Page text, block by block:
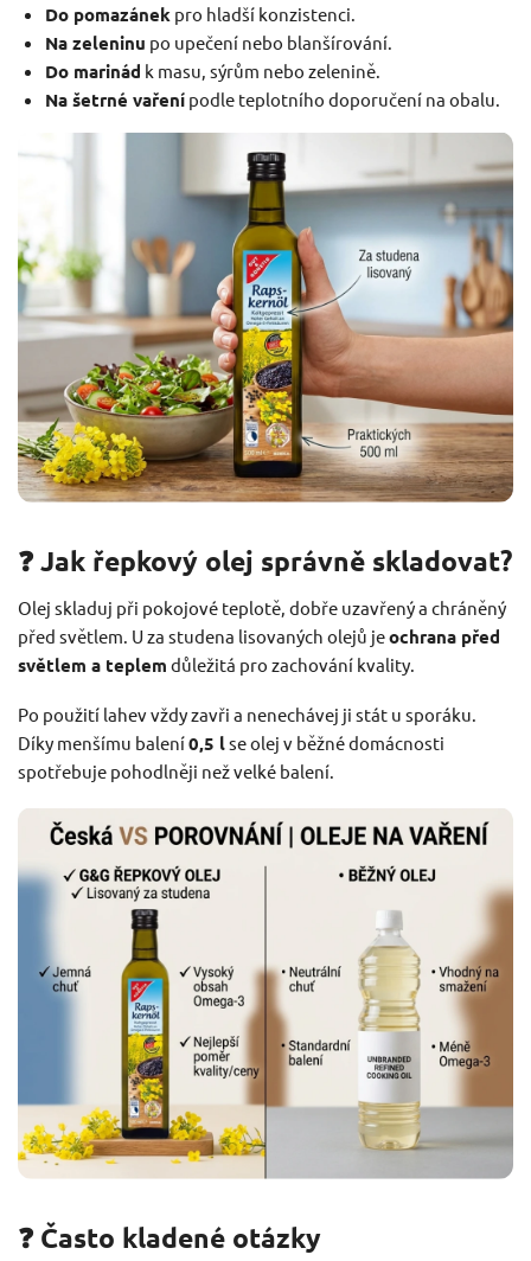
Do pomazánekpro hladší konzistenci.
Na zeleninu po upečení nebo blanšírování.
Do marinád k masu, sýrům nebo zelenině.
Na šetrné vařenípodle teplotního doporučení na obalu.
❓ Jak řepkový olej správně skladovat?
Olej skladuj při pokojové teplotě, dobře uzavřený a chráněný
před světlem. U za studena lisovaných olejů jeochrana před
světlem a teplem důležitá pro zachování kvality.
Po použití lahev vždy zavři a nenechávej ji stát u sporáku.
Díky menšímu balení0,5 lse olej v běžné domácnosti
spotřebuje pohodlněji než velké balení.
❓ Často kladené otázky